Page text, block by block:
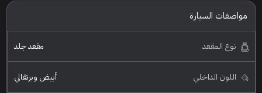
مواصفات السيارة
نوع المقعد مقعد جلد
اللون الداخلي أبيض وبرتقالي